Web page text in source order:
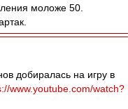
моложе 50.
добиралась на игру в
www.youtube.com/watch?